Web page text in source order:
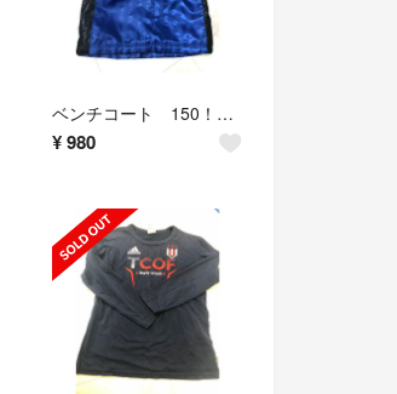
ベンチコート 150！値下げしました
¥980